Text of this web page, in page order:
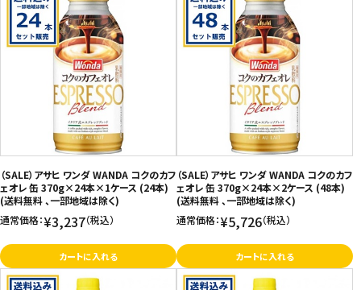
（SALE）アサヒ ワンダ WANDA コクのカフ
ェオレ 缶 370g×24本×1ケース (24本)
(送料無料 、一部地域は除く)
通常価格：¥3,237（税込）
カートに入れる
（SALE）アサヒ ワンダ WANDA コクのカフ
ェオレ 缶 370g×24本×2ケース (48本)
(送料無料 、一部地域は除く)
通常価格：¥5,726（税込）
カートに入れる